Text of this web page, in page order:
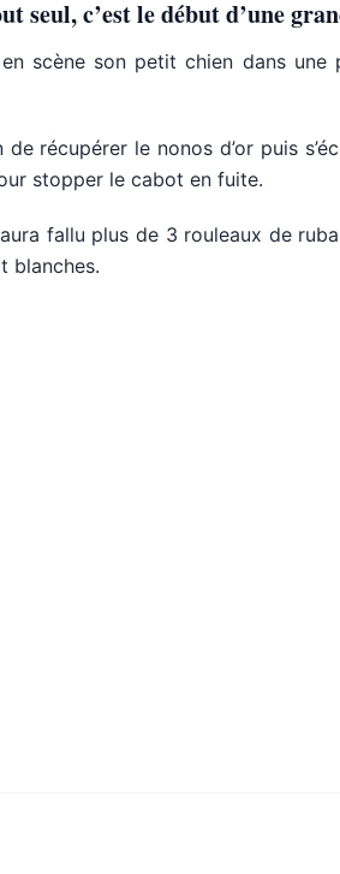
seul, c’est le début d’une
scène son petit chien dans une
récupérer le nonos d’or puis
stopper le cabot en fuite.
fallu plus de 3 rouleaux de
blanches.